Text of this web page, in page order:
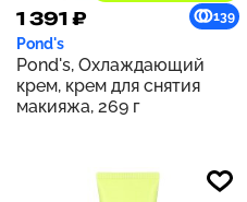
1 391 ₽ 139
Pond's
Pond's, Охлаждающий
крем, крем для снятия
макияжа, 269 г